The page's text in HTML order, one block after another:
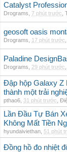
Catalyst
Drograms 7 phút trước
geosoft oasis
Drograms 17 phút trước
Paladine
Drograms 29 phút trước
Đập hộp Galaxy Z
thành một trải
pthao6 31 phút trước
Lần Đầu Tự Bán
Không Mất Tiền
hyundaiviethan 51 phút
Đồng hồ đo nhiệt